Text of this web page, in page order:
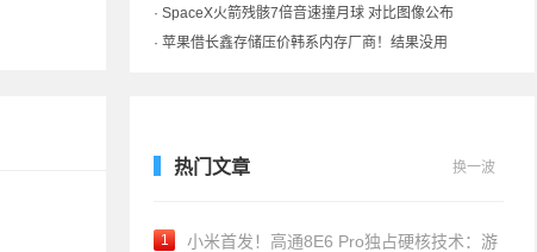
· SpaceX火箭残骸7倍音速撞月球 对比图像公布
· 苹果借长鑫存储压价韩系内存厂商！结果没用
热门文章 换一波
1
小米首发！高通8E6 Pro独占硬核技术：游